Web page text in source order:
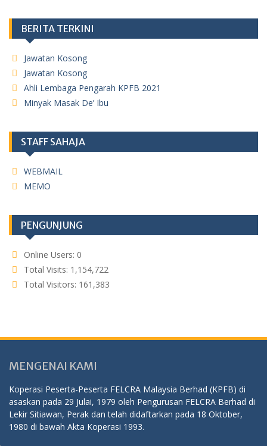
BERITA TERKINI
Jawatan Kosong
Jawatan Kosong
Ahli Lembaga Pengarah KPFB 2021
Minyak Masak De’ Ibu
STAFF SAHAJA
WEBMAIL
MEMO
PENGUNJUNG
Online Users: 0
Total Visits: 1,154,722
Total Visitors: 161,383
MENGENAI KAMI
Koperasi Peserta-Peserta FELCRA Malaysia Berhad (KPFB) di
asaskan pada 29 Julai, 1979 oleh Pengurusan FELCRA Berhad di
Lekir Sitiawan, Perak dan telah didaftarkan pada 18 Oktober,
1980 di bawah Akta Koperasi 1993.